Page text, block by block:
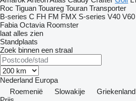
Roc Tiguan Touareg Touran Transporter
B-series C FH FM FMX S-series V40 V60
Fabia Octavia Roomster
laat alles zien
Standplaats
Zoek binnen een straal
Nederland Europa
Roemenië
Slowakije Griekenland